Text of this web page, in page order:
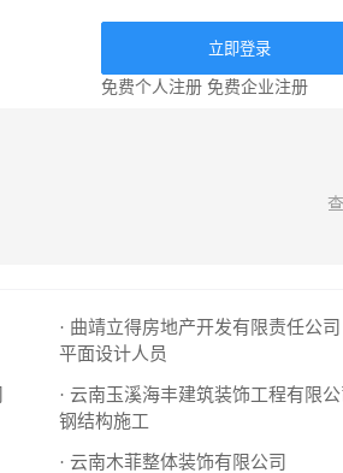
立即登录
免费个人注册 免费企业注册
· 曲靖立得房地产开发有限责任公司
平面设计人员
· 云南玉溪海丰建筑装饰工程有限公
钢结构施工
· 云南木菲整体装饰有限公司